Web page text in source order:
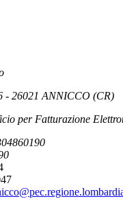
- 26021 ANNICCO (CR)
per Fatturazione